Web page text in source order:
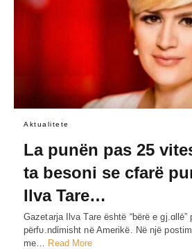
Aktualitete
La punën pas 25
ta besoni se cfarë
Ilva Tare…
Gazetarja Ilva Tare është “bërë e
përfυ.ndίmisht në Amerikë. Në një
me… Read More